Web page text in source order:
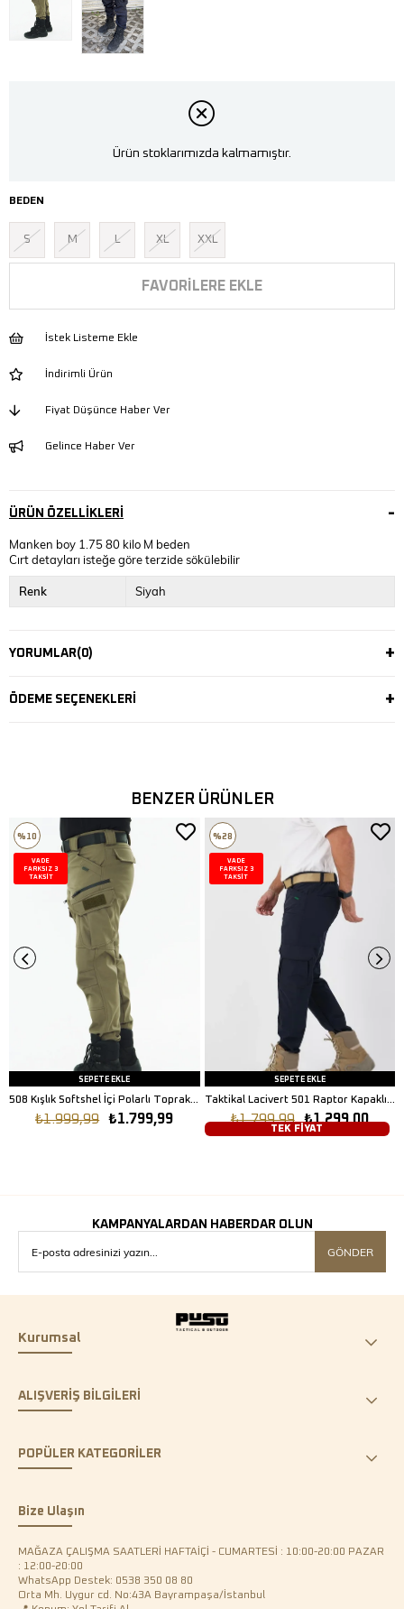
Ürün stoklarımızda kalmamıştır.
BEDEN
S M L XL XXL
FAVORILERE EKLE
İstek Listeme Ekle
İndirimli Ürün
Fiyat Düşünce Haber Ver
Gelince Haber Ver
ÜRÜN ÖZELLIKLERI
Manken boy 1.75 80 kilo M beden
Cırt detayları isteğe göre terzide sökülebilir
Renk Siyah
YORUMLAR(0)
ÖDEME SEÇENEKLERI
BENZER ÜRÜNLER
SEPETE EKLE
508 Kışlık Softshel İçi Polarlı Toprak Pantolon
₺1.799,99
₺1.999,99
%10
VADE
FARKSIZ 3
TAKSİT
SEPETE EKLE
Taktikal Lacivert 501 Raptor Kapaklı Model Pantolon
₺1.299,00
₺1.799,99
TEK FİYAT
%28
VADE
FARKSIZ 3
TAKSİT
KAMPANYALARDAN HABERDAR OLUN
GÖNDER
Kurumsal
ALIŞVERİŞ BİLGİLERİ
POPÜLER KATEGORİLER
Bize Ulaşın
MAĞAZA ÇALIŞMA SAATLERİ HAFTAİÇİ - CUMARTESİ : 10:00-20:00 PAZAR
: 12:00-20:00
WhatsApp Destek: 0538 350 08 80
Orta Mh. Uygur cd. No:43A Bayrampaşa/İstanbul